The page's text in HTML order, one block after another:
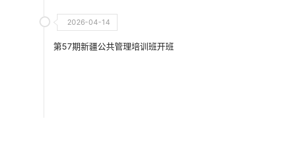
2026-04-14
第57期新疆公共管理培训班开班